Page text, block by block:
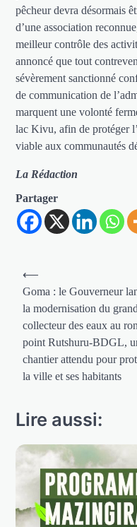
pêcheur devra désormais
d’une association
meilleur contrôle des
annoncé que tout
sévèrement sanctionné
de communication de
marquent une volonté
lac Kivu, afin de protéger
viable aux communautés
La Rédaction
Partager
Navigation
de
l’article
⟵
Goma : le Gouverneur
la modernisation du grand
collecteur des eaux au
point Rutshuru-BDGL,
chantier attendu pour
la ville et ses habitants
Lire aussi: